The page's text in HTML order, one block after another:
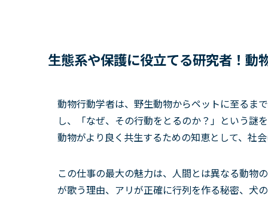
生態系や保護に役立てる研究者！動
動物行動学者は、野生動物からペットに至るま
し、「なぜ、その行動をとるのか？」という謎
動物がより良く共生するための知恵として、社会
この仕事の最大の魅力は、人間とは異なる動物
が歌う理由、アリが正確に行列を作る秘密、犬